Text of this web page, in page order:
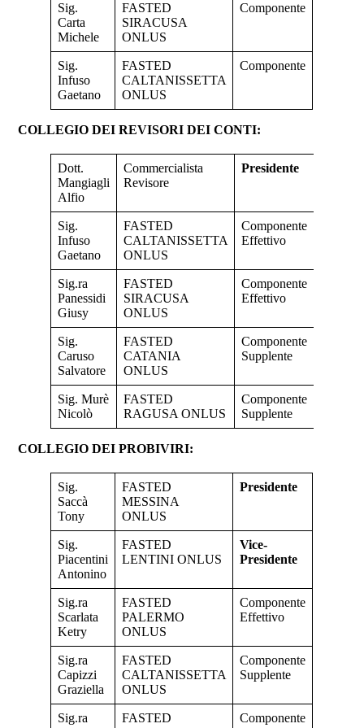
Sig.
Carta
Michele
FASTED
SIRACUSA
ONLUS
Componente
Sig.
Infuso
Gaetano
FASTED
CALTANISSETTA
ONLUS
Componente
COLLEGIO DEI REVISORI DEI CONTI:
Dott.
Mangiagli
Alfio
Commercialista
Revisore
Presidente
Sig.
Infuso
Gaetano
FASTED
CALTANISSETTA
ONLUS
Componente
Effettivo
Sig.ra
Panessidi
Giusy
FASTED
SIRACUSA
ONLUS
Componente
Effettivo
Sig.
Caruso
Salvatore
FASTED
CATANIA
ONLUS
Componente
Supplente
Sig. Murè
Nicolò
FASTED
RAGUSA ONLUS
Componente
Supplente
COLLEGIO DEI PROBIVIRI:
Sig.
Saccà
Tony
FASTED
MESSINA
ONLUS
Presidente
Sig.
Piacentini
Antonino
FASTED
LENTINI ONLUS
Vice-
Presidente
Sig.ra
Scarlata
Ketry
FASTED
PALERMO
ONLUS
Componente
Effettivo
Sig.ra
Capizzi
Graziella
FASTED
CALTANISSETTA
ONLUS
Componente
Supplente
Sig.ra
FASTED
Componente